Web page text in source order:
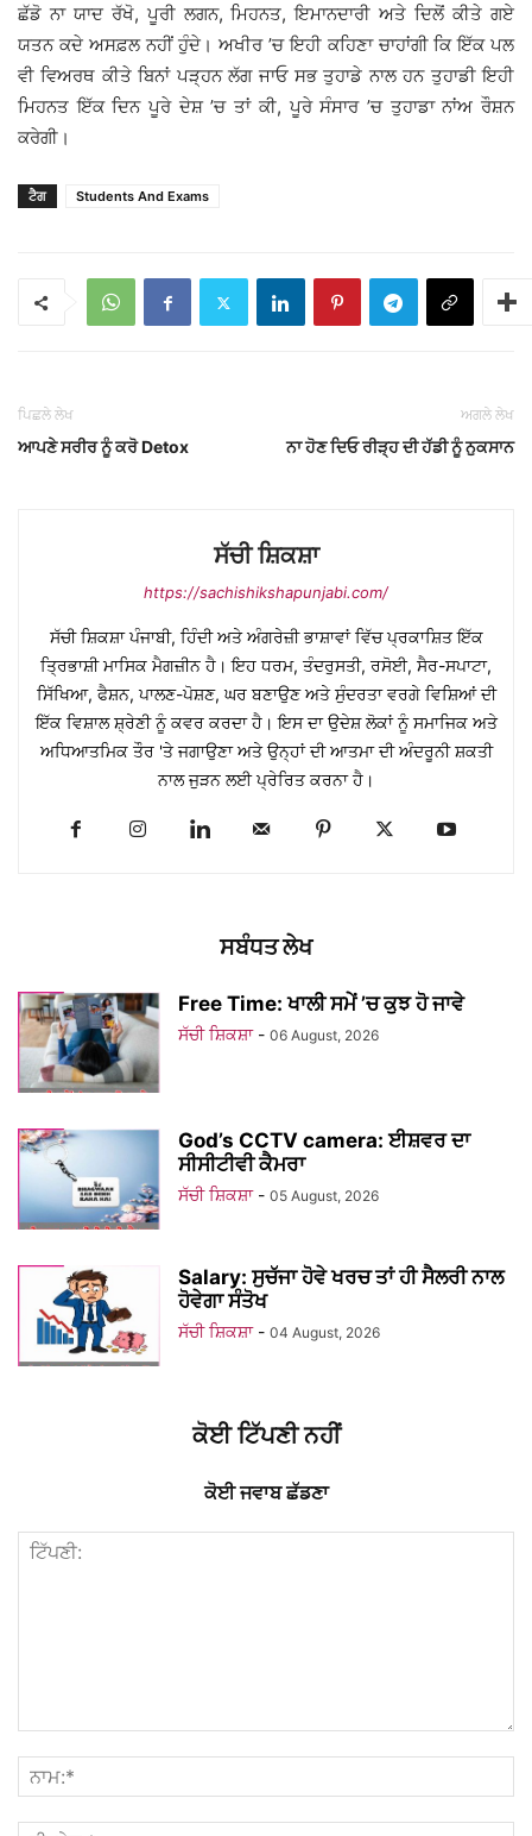
ਛੱਡੋ ਨਾ ਯਾਦ ਰੱਖੋ, ਪੂਰੀ ਲਗਨ, ਮਿਹਨਤ, ਇਮਾਨਦਾਰੀ ਅਤੇ ਦਿਲੋਂ ਕੀਤੇ ਗਏ
ਯਤਨ ਕਦੇ ਅਸਫ਼ਲ ਨਹੀਂ ਹੁੰਦੇ। ਅਖੀਰ ’ਚ ਇਹੀ ਕਹਿਣਾ ਚਾਹਾਂਗੀ ਕਿ ਇੱਕ ਪਲ
ਵੀ ਵਿਅਰਥ ਕੀਤੇ ਬਿਨਾਂ ਪੜ੍ਹਨ ਲੱਗ ਜਾਓ ਸਭ ਤੁਹਾਡੇ ਨਾਲ ਹਨ ਤੁਹਾਡੀ ਇਹੀ
ਮਿਹਨਤ ਇੱਕ ਦਿਨ ਪੂਰੇ ਦੇਸ਼ ’ਚ ਤਾਂ ਕੀ, ਪੂਰੇ ਸੰਸਾਰ ’ਚ ਤੁਹਾਡਾ ਨਾਂਅ ਰੌਸ਼ਨ
ਕਰੇਗੀ।
ਟੈਗ Students And Exams
ਪਿਛਲੇ ਲੇਖ
ਆਪਣੇ ਸਰੀਰ ਨੂੰ ਕਰੋ Detox
ਅਗਲੇ ਲੇਖ
ਨਾ ਹੋਣ ਦਿਓ ਰੀੜ੍ਹ ਦੀ ਹੱਡੀ ਨੂੰ ਨੁਕਸਾਨ
ਸੱਚੀ ਸ਼ਿਕਸ਼ਾ
https://sachishikshapunjabi.com/
ਸੱਚੀ ਸ਼ਿਕਸ਼ਾ ਪੰਜਾਬੀ, ਹਿੰਦੀ ਅਤੇ ਅੰਗਰੇਜ਼ੀ ਭਾਸ਼ਾਵਾਂ ਵਿੱਚ ਪ੍ਰਕਾਸ਼ਿਤ ਇੱਕ
ਤ੍ਰਿਭਾਸ਼ੀ ਮਾਸਿਕ ਮੈਗਜ਼ੀਨ ਹੈ। ਇਹ ਧਰਮ, ਤੰਦਰੁਸਤੀ, ਰਸੋਈ, ਸੈਰ-ਸਪਾਟਾ,
ਸਿੱਖਿਆ, ਫੈਸ਼ਨ, ਪਾਲਣ-ਪੋਸ਼ਣ, ਘਰ ਬਣਾਉਣ ਅਤੇ ਸੁੰਦਰਤਾ ਵਰਗੇ ਵਿਸ਼ਿਆਂ ਦੀ
ਇੱਕ ਵਿਸ਼ਾਲ ਸ਼੍ਰੇਣੀ ਨੂੰ ਕਵਰ ਕਰਦਾ ਹੈ। ਇਸ ਦਾ ਉਦੇਸ਼ ਲੋਕਾਂ ਨੂੰ ਸਮਾਜਿਕ ਅਤੇ
ਅਧਿਆਤਮਿਕ ਤੌਰ 'ਤੇ ਜਗਾਉਣਾ ਅਤੇ ਉਨ੍ਹਾਂ ਦੀ ਆਤਮਾ ਦੀ ਅੰਦਰੂਨੀ ਸ਼ਕਤੀ
ਨਾਲ ਜੁੜਨ ਲਈ ਪ੍ਰੇਰਿਤ ਕਰਨਾ ਹੈ।
ਸਬੰਧਤ ਲੇਖ
Free Time: ਖਾਲੀ ਸਮੇਂ ’ਚ ਕੁਝ ਹੋ ਜਾਵੇ
ਸੱਚੀ ਸ਼ਿਕਸ਼ਾ - 06 August, 2026
God’s CCTV camera: ਈਸ਼ਵਰ ਦਾ
ਸੀਸੀਟੀਵੀ ਕੈਮਰਾ
ਸੱਚੀ ਸ਼ਿਕਸ਼ਾ - 05 August, 2026
Salary: ਸੁਚੱਜਾ ਹੋਵੇ ਖਰਚ ਤਾਂ ਹੀ ਸੈਲਰੀ ਨਾਲ
ਹੋਵੇਗਾ ਸੰਤੋਖ
ਸੱਚੀ ਸ਼ਿਕਸ਼ਾ - 04 August, 2026
ਕੋਈ ਟਿੱਪਣੀ ਨਹੀਂ
ਕੋਈ ਜਵਾਬ ਛੱਡਣਾ